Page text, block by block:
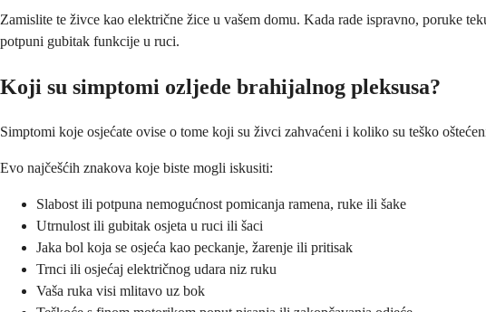
Zamislite te živce kao električne žice u vašem domu. Kada rade ispravno, poruke
potpuni gubitak funkcije u ruci.
Koji su simptomi ozljede brahijalnog pleksusa?
Simptomi koje osjećate ovise o tome koji su živci zahvaćeni i koliko su teško
Evo najčešćih znakova koje biste mogli iskusiti:
Slabost ili potpuna nemogućnost pomicanja ramena, ruke ili šake
Utrnulost ili gubitak osjeta u ruci ili šaci
Jaka bol koja se osjeća kao peckanje, žarenje ili pritisak
Trnci ili osjećaj električnog udara niz ruku
Vaša ruka visi mlitavo uz bok